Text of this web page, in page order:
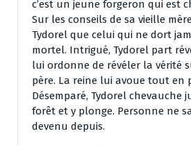
c’est un jeune forgeron qui est
Sur les conseils de sa vieille
Tydorel que celui qui ne dort
mortel. Intrigué, Tydorel part
lui ordonne de révéler la vérité
père. La reine lui avoue tout en
Désemparé, Tydorel chevauche
forêt et y plonge. Personne ne
devenu depuis.